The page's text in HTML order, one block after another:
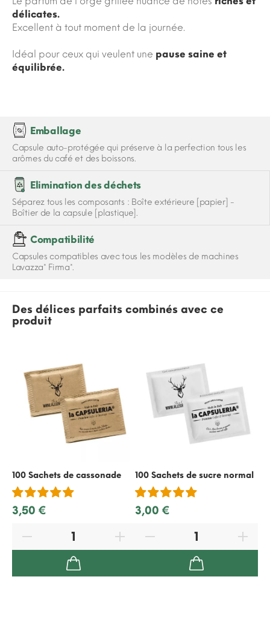
délicates.
Excellent à tout moment de la journée.
Idéal pour ceux qui veulent une pause saine et
équilibrée.
Emballage
Capsule auto-protégée qui préserve à la perfection tous les
arômes du café et des boissons.
Elimination des déchets
Séparez tous les composants : Boîte extérieure [papier] -
Boîtier de la capsule [plastique].
Compatibilité
Capsules compatibles avec tous les modèles de machines
Lavazza* Firma*.
Des délices parfaits combinés avec ce
produit
100 Sachets de cassonade
3,50 €
100 Sachets de sucre normal
3,00 €